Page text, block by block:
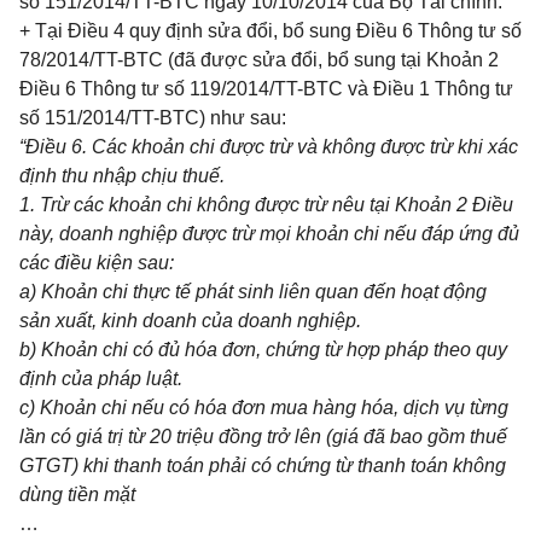
+ Tại Điều 4 quy định sửa đổi, bổ sung Điều 6 Thông tư số
78/2014/TT-BTC (đã được sửa đổi, bổ sung tại Khoản 2
Điều 6 Thông tư số 119/2014/TT-BTC và Điều 1 Thông tư
số 151/2014/TT-BTC) như sau:
“Điều 6. Các khoản chi được trừ và không được trừ khi xác
định thu nhập chịu thuế.
1. Trừ các khoản chi không được trừ nêu tại Khoản 2 Điều
này, doanh nghiệp được trừ mọi khoản chi nếu đáp ứng đủ
các điều kiện sau:
a) Khoản chi thực tế phát sinh liên quan đến hoạt động
sản xuất, kinh doanh của doanh nghiệp.
b) Khoản chi có đủ hóa đơn, chứng từ hợp pháp theo quy
định của pháp luật.
c) Khoản chi nếu có hóa đơn mua hàng hóa, dịch vụ từng
lần có giá trị từ 20 triệu đồng trở lên (giá đã bao gồm thuế
GTGT) khi thanh toán phải có chứng từ thanh toán không
dùng tiền mặt
…